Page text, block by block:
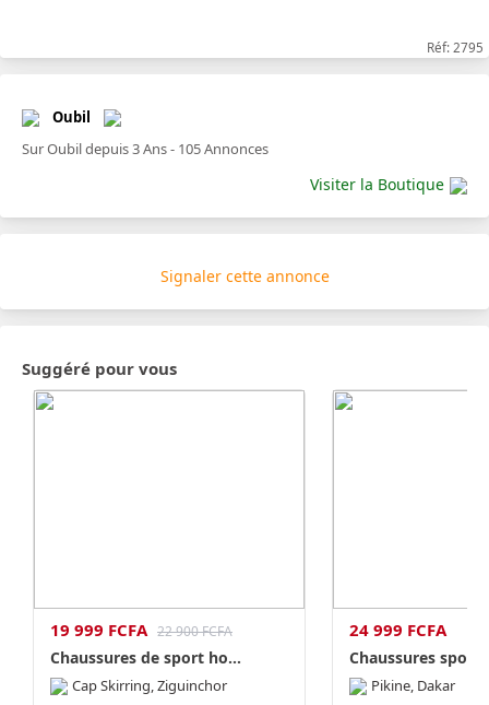
Réf: 2795
Oubil
Sur Oubil depuis 3 Ans - 105 Annonces
Visiter la Boutique
Signaler cette annonce
Suggéré pour vous
19 999 FCFA 22 900 FCFA
Chaussures de sport ho...
Cap Skirring, Ziguinchor
24 999 FCFA
Chaussures sport
Pikine, Dakar